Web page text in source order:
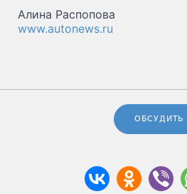
Алина Распопова
www.autonews.ru
ОБСУДИТЬ